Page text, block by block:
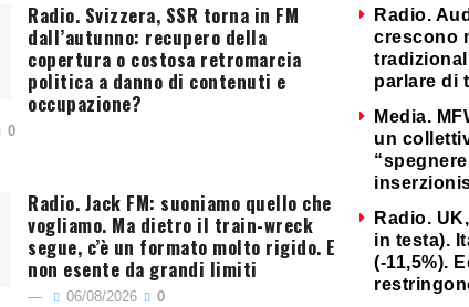
Radio. Svizzera, SSR torna in FM
dall’autunno: recupero della
copertura o costosa retromarcia
politica a danno di contenuti e
occupazione?
0
Radio. Jack FM: suoniamo quello che
vogliamo. Ma dietro il train-wreck
segue, c’è un formato molto rigido. E
non esente da grandi limiti
06/08/2026 0
Radio.
crescono
parlare di
Media.
un
Radio.
in testa).
(-11,5%).